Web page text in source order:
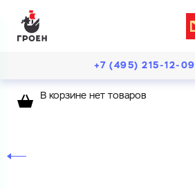
+7 (495) 215-12-09
В корзине нет товаров